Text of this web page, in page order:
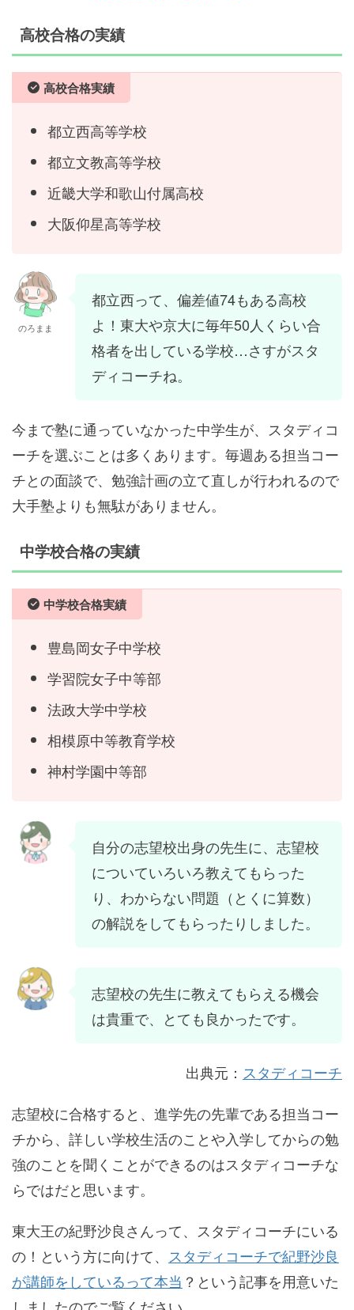
高校合格の実績
高校合格実績
都立西高等学校
都立文教高等学校
近畿大学和歌山付属高校
大阪仰星高等学校
のろまま
都立西って、偏差値74もある高校
よ！東大や京大に毎年50人くらい合
格者を出している学校…さすがスタ
ディコーチね。
今まで塾に通っていなかった中学生が、スタディコ
ーチを選ぶことは多くあります。毎週ある担当コー
チとの面談で、勉強計画の立て直しが行われるので
大手塾よりも無駄がありません。
中学校合格の実績
中学校合格実績
豊島岡女子中学校
学習院女子中等部
法政大学中学校
相模原中等教育学校
神村学園中等部
自分の志望校出身の先生に、志望校
についていろいろ教えてもらった
り、わからない問題（とくに算数）
の解説をしてもらったりしました。
志望校の先生に教えてもらえる機会
は貴重で、とても良かったです。
出典元： スタディコーチ
志望校に合格すると、進学先の先輩である担当コー
チから、詳しい学校生活のことや入学してからの勉
強のことを聞くことができるのはスタディコーチな
らではだと思います。
東大王の紀野沙良さんって、スタディコーチにいる
の！という方に向けて、
スタディコーチで紀野沙良
が講師をしているって本当 ？という記事を用意いた